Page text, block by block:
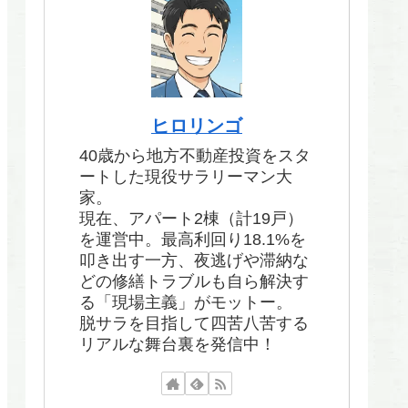
ヒロリンゴ
40歳から地方不動産投資をスタ
ートした現役サラリーマン大
家。
現在、アパート2棟（計19戸）
を運営中。最高利回り18.1%を
叩き出す一方、夜逃げや滞納な
どの修繕トラブルも自ら解決す
る「現場主義」がモットー。
脱サラを目指して四苦八苦する
リアルな舞台裏を発信中！